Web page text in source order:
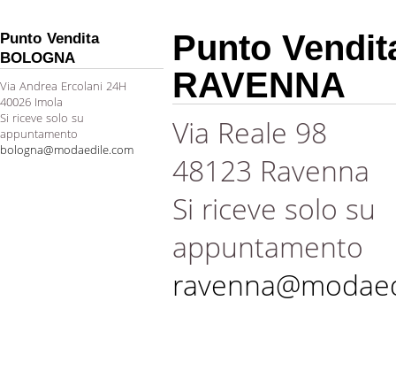
Punto Vendita
BOLOGNA
Via Andrea Ercolani 24H
40026 Imola
Si riceve solo su
appuntamento
bologna@modaedile.com
Punto
RAVENNA
Via Reale 98
48123 Ravenna
Si riceve solo su
appuntamento